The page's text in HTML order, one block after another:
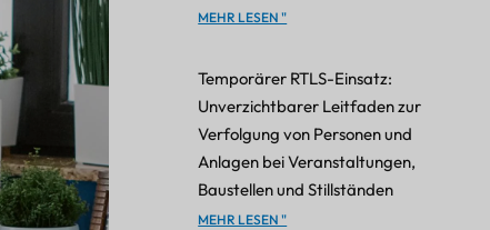
MEHR LESEN "
Temporärer RTLS-Einsatz:
Unverzichtbarer Leitfaden zur
Verfolgung von Personen und
Anlagen bei Veranstaltungen,
Baustellen und Stillständen
MEHR LESEN "